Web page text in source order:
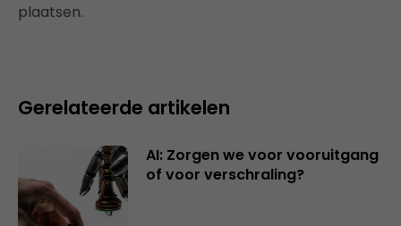
plaatsen.
Gerelateerde artikelen
AI: Zorgen we voor vooruitgang
of voor verschraling?